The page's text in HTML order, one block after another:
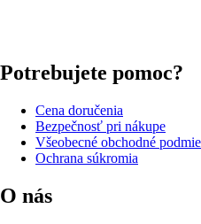
Potrebujete pomoc?
Cena doručenia
Bezpečnosť pri nákupe
Všeobecné obchodné
Ochrana súkromia
O nás